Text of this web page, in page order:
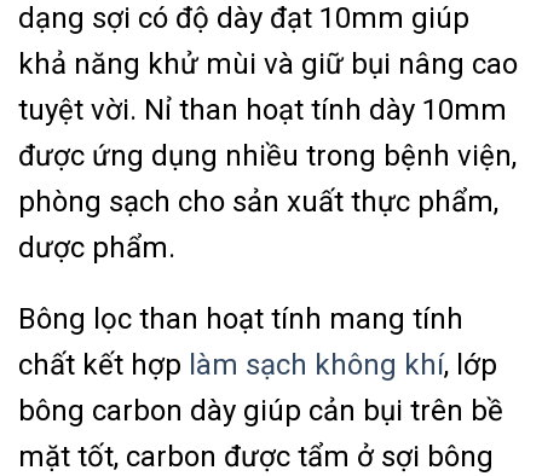
dạng sợi có độ dày đạt 10mm giúp
khả năng khử mùi và giữ bụi nâng cao
tuyệt vời. Nỉ than hoạt tính dày 10mm
được ứng dụng nhiều trong bệnh viện,
phòng sạch cho sản xuất thực phẩm,
dược phẩm.
Bông lọc than hoạt tính mang tính
chất kết hợp làm sạch không khí, lớp
bông carbon dày giúp cản bụi trên bề
mặt tốt, carbon được tẩm ở sợi bông